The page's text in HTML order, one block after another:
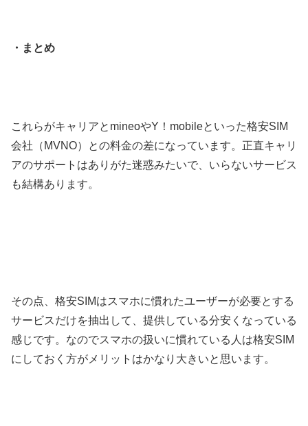
・まとめ
これらがキャリアとmineoやY！mobileといった格安SIM
会社（MVNO）との料金の差になっています。正直キャリ
アのサポートはありがた迷惑みたいで、いらないサービス
も結構あります。
その点、格安SIMはスマホに慣れたユーザーが必要とする
サービスだけを抽出して、提供している分安くなっている
感じです。なのでスマホの扱いに慣れている人は格安SIM
にしておく方がメリットはかなり大きいと思います。